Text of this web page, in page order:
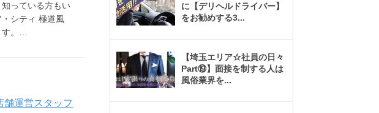
っている方もい
シティ 極道風
。…
舗運営スタッフ
に【デリヘルドライバー】
をお勧めする3...
【埼玉エリア☆社員の日々
Part⑲】面接を制する人は
風俗業界を...